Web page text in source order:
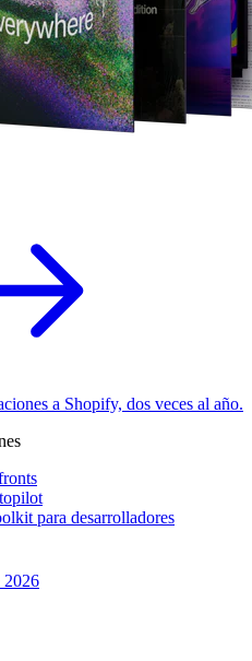
a Shopify, dos veces al año.
para desarrolladores
2026